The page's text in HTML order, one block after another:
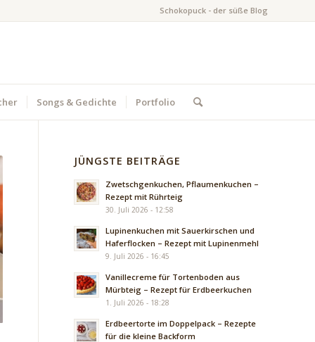
Schokopuck - der süße Blog
Songs & Gedichte Portfolio
JÜNGSTE BEITRÄGE
Zwetschgenkuchen, Pflaumenkuchen –
Rezept mit Rührteig
30. Juli 2026 - 12:58
Lupinenkuchen mit Sauerkirschen und
Haferflocken – Rezept mit Lupinenmehl
9. Juli 2026 - 16:45
Vanillecreme für Tortenboden aus
Mürbteig – Rezept für Erdbeerkuchen
1. Juli 2026 - 18:28
Erdbeertorte im Doppelpack – Rezepte
für die kleine Backform